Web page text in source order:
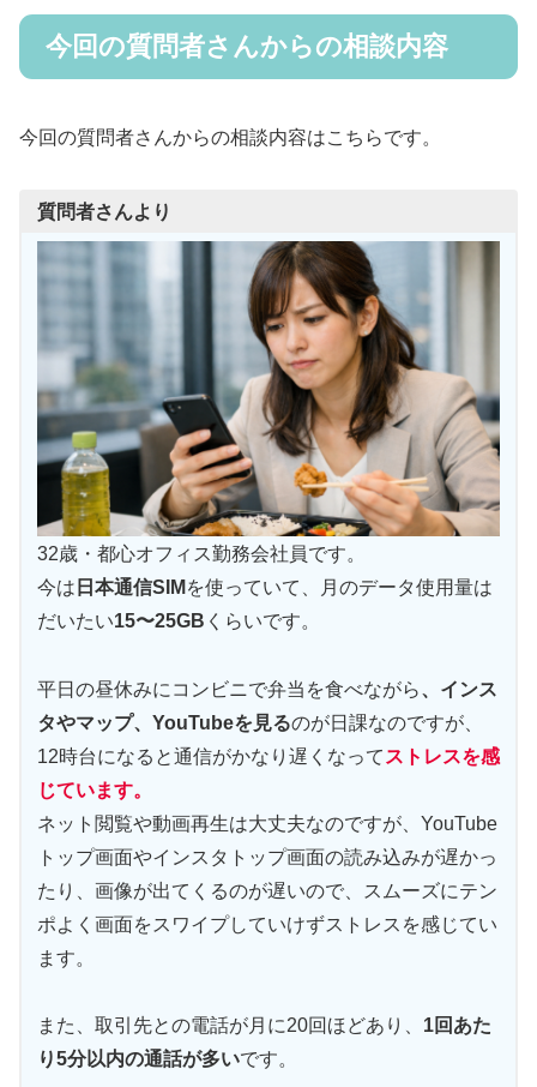
今回の質問者さんからの相談内容
今回の質問者さんからの相談内容はこちらです。
質問者さんより
32歳・都心オフィス勤務会社員です。
今は 日本通信SIM を使っていて、月のデータ使用量は
だいたい15〜25GB くらいです。
平日の昼休みにコンビニで弁当を食べながら、インス
タやマップ、YouTubeを見るのが日課なのですが、
12時台になると通信がかなり遅くなって ストレスを感
じています。
ネット閲覧や動画再生は大丈夫なのですが、YouTube
トップ画面やインスタトップ画面の読み込みが遅かっ
たり、画像が出てくるのが遅いので、スムーズにテン
ポよく画面をスワイプしていけずストレスを感じてい
ます。
また、取引先との電話が月に20回ほどあり、 1回あた
り5分以内の通話が多いです。